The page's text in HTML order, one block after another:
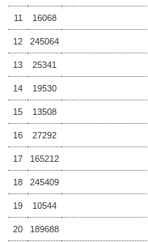
11 16068
12 245064
13 25341
14 19530
15 13508
16 27292
17 165212
18 245409
19 10544
20 189688